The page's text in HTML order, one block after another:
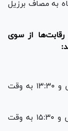
به مصاف برزیل
رقابت‌ها از سوی
مراکش - آرژانتین، ساعت ۱۸ به وقت محلی و ۱۳:۳۰ به وقت
فیلیپین - لهستان، ساعت ۲۰ به وقت محلی و ۱۵:۳۰ به وقت